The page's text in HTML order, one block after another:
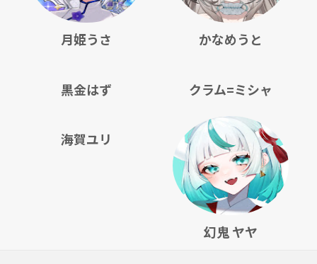
月姫うさ かなめうと
黒金はず クラム=ミシャ
海賀ユリ
幻鬼 ヤヤ